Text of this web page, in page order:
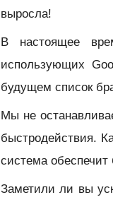
выросла!
В настоящее
использующих
будущем список
Мы не
быстродействия.
система
Заметили ли вы